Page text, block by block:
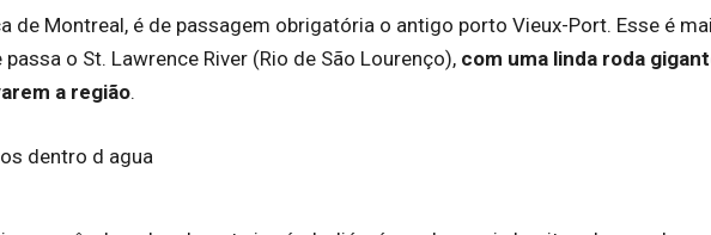
de Montreal, é de passagem obrigatória o antigo porto Vieux-Port. Esse é
o St. Lawrence River (Rio de São Lourenço), com uma linda roda
a região.